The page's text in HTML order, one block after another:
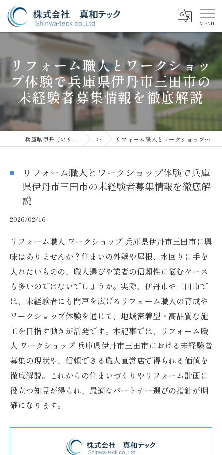
リフォーム職人とワークショッ
プ体験で兵庫県伊丹市三田市の
未経験者募集情報を徹底解説
兵庫県伊丹市のリフォームなら株式会社真和テック コラム リフォーム職人とワークショップ体験で兵庫県伊丹市三田市の未経験者募集情報を徹底解説
リフォーム職人とワークショップ体験で兵庫
県伊丹市三田市の未経験者募集情報を徹底解
説
2026/02/16
リフォーム職人 ワークショップ 兵庫県伊丹市三田市に興
味はありませんか？住まいの外壁や屋根、水回りに手を
入れたいものの、職人選びや業者の信頼性に悩むケース
も多いのではないでしょうか。実際、伊丹市や三田市で
は、未経験者にも門戸を広げるリフォーム職人の育成や
ワークショップ体験を通じて、地域密着型・高品質な施
工を目指す動きが活発です。本記事では、リフォーム職
人 ワークショップ 兵庫県伊丹市三田市における未経験者
募集の現状や、信頼できる職人直営店で得られる価値を
徹底解説。これからの住まいづくりやリフォーム計画に
役立つ知見が得られ、最適なパートナー選びの指針が明
確になります。